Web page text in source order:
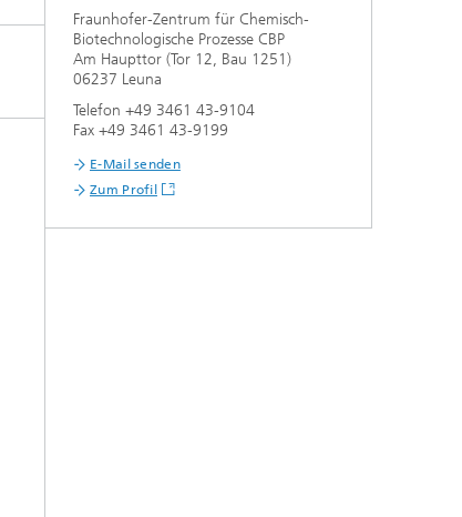
Fraunhofer-Zentrum für Chemisch-
Biotechnologische Prozesse CBP
Am Haupttor (Tor 12, Bau 1251)
06237 Leuna
Telefon +49 3461 43-9104
Fax +49 3461 43-9199
E-Mail senden
Zum Profil